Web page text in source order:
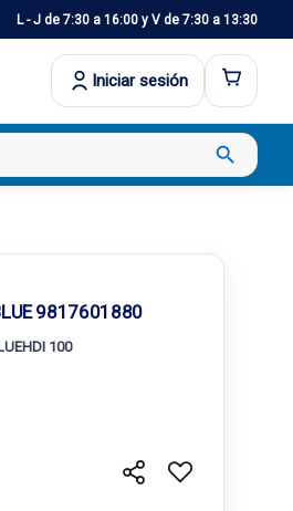
L - J de 7:30 a 16:00 y V de 7:30 a 13:30
Iniciar sesión
search
9817601880
100